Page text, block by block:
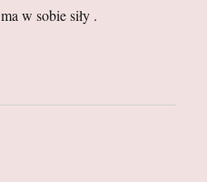
w sobie siły .